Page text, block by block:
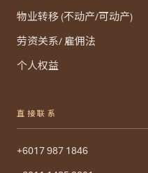
物业转移 (不动产/可动产)
劳资关系/ 雇佣法
个人权益
直接联系
+6017 987 1846